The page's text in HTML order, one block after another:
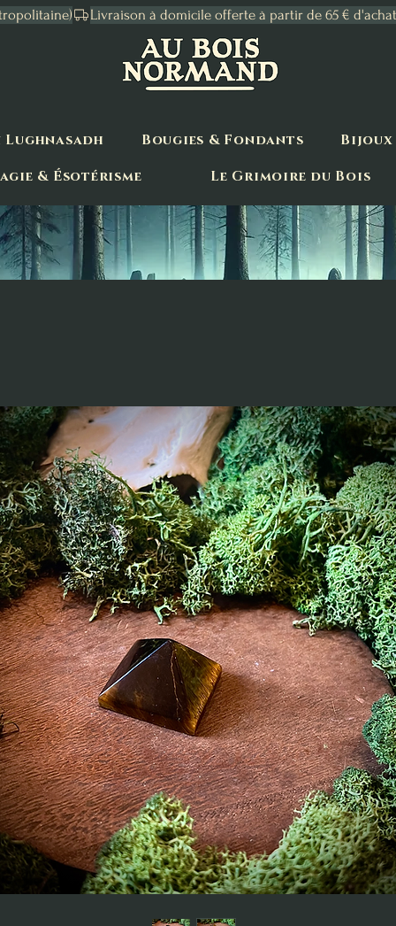
Bougies & Fondants Bijoux
& Ésotérisme
Le Grimoire du Bois